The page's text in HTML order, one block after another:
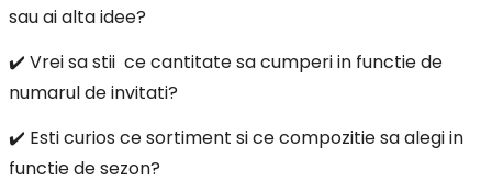
sau ai alta idee?
✔️ Vrei sa stii ce cantitate sa cumperi in functie de
numarul de invitati?
✔️ Esti curios ce sortiment si ce compozitie sa alegi in
functie de sezon?